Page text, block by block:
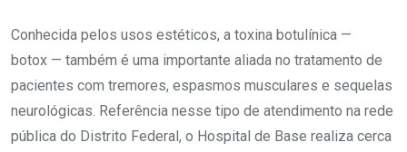
Conhecida pelos usos estéticos, a toxina botulínica —
botox — também é uma importante aliada no tratamento de
pacientes com tremores, espasmos musculares e sequelas
neurológicas. Referência nesse tipo de atendimento na rede
pública do Distrito Federal, o Hospital de Base realiza cerca